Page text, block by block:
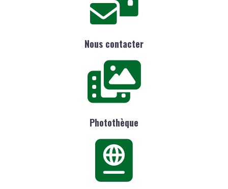
Nous contacter
Photothèque